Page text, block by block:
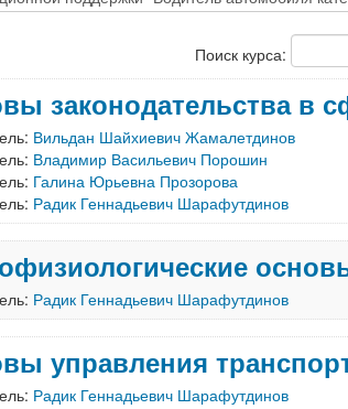
Поиск курса:
законодательства в
Вильдан Шайхиевич Жамалетдинов
Владимир Васильевич Порошин
Галина Юрьевна Прозорова
Радик Геннадьевич Шарафутдинов
Радик Геннадьевич Шарафутдинов
управления
Радик Геннадьевич Шарафутдинов